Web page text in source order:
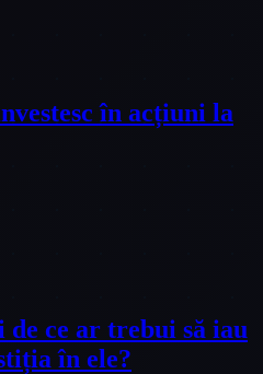
în acțiuni la
de ce ar trebui să iau
în ele?